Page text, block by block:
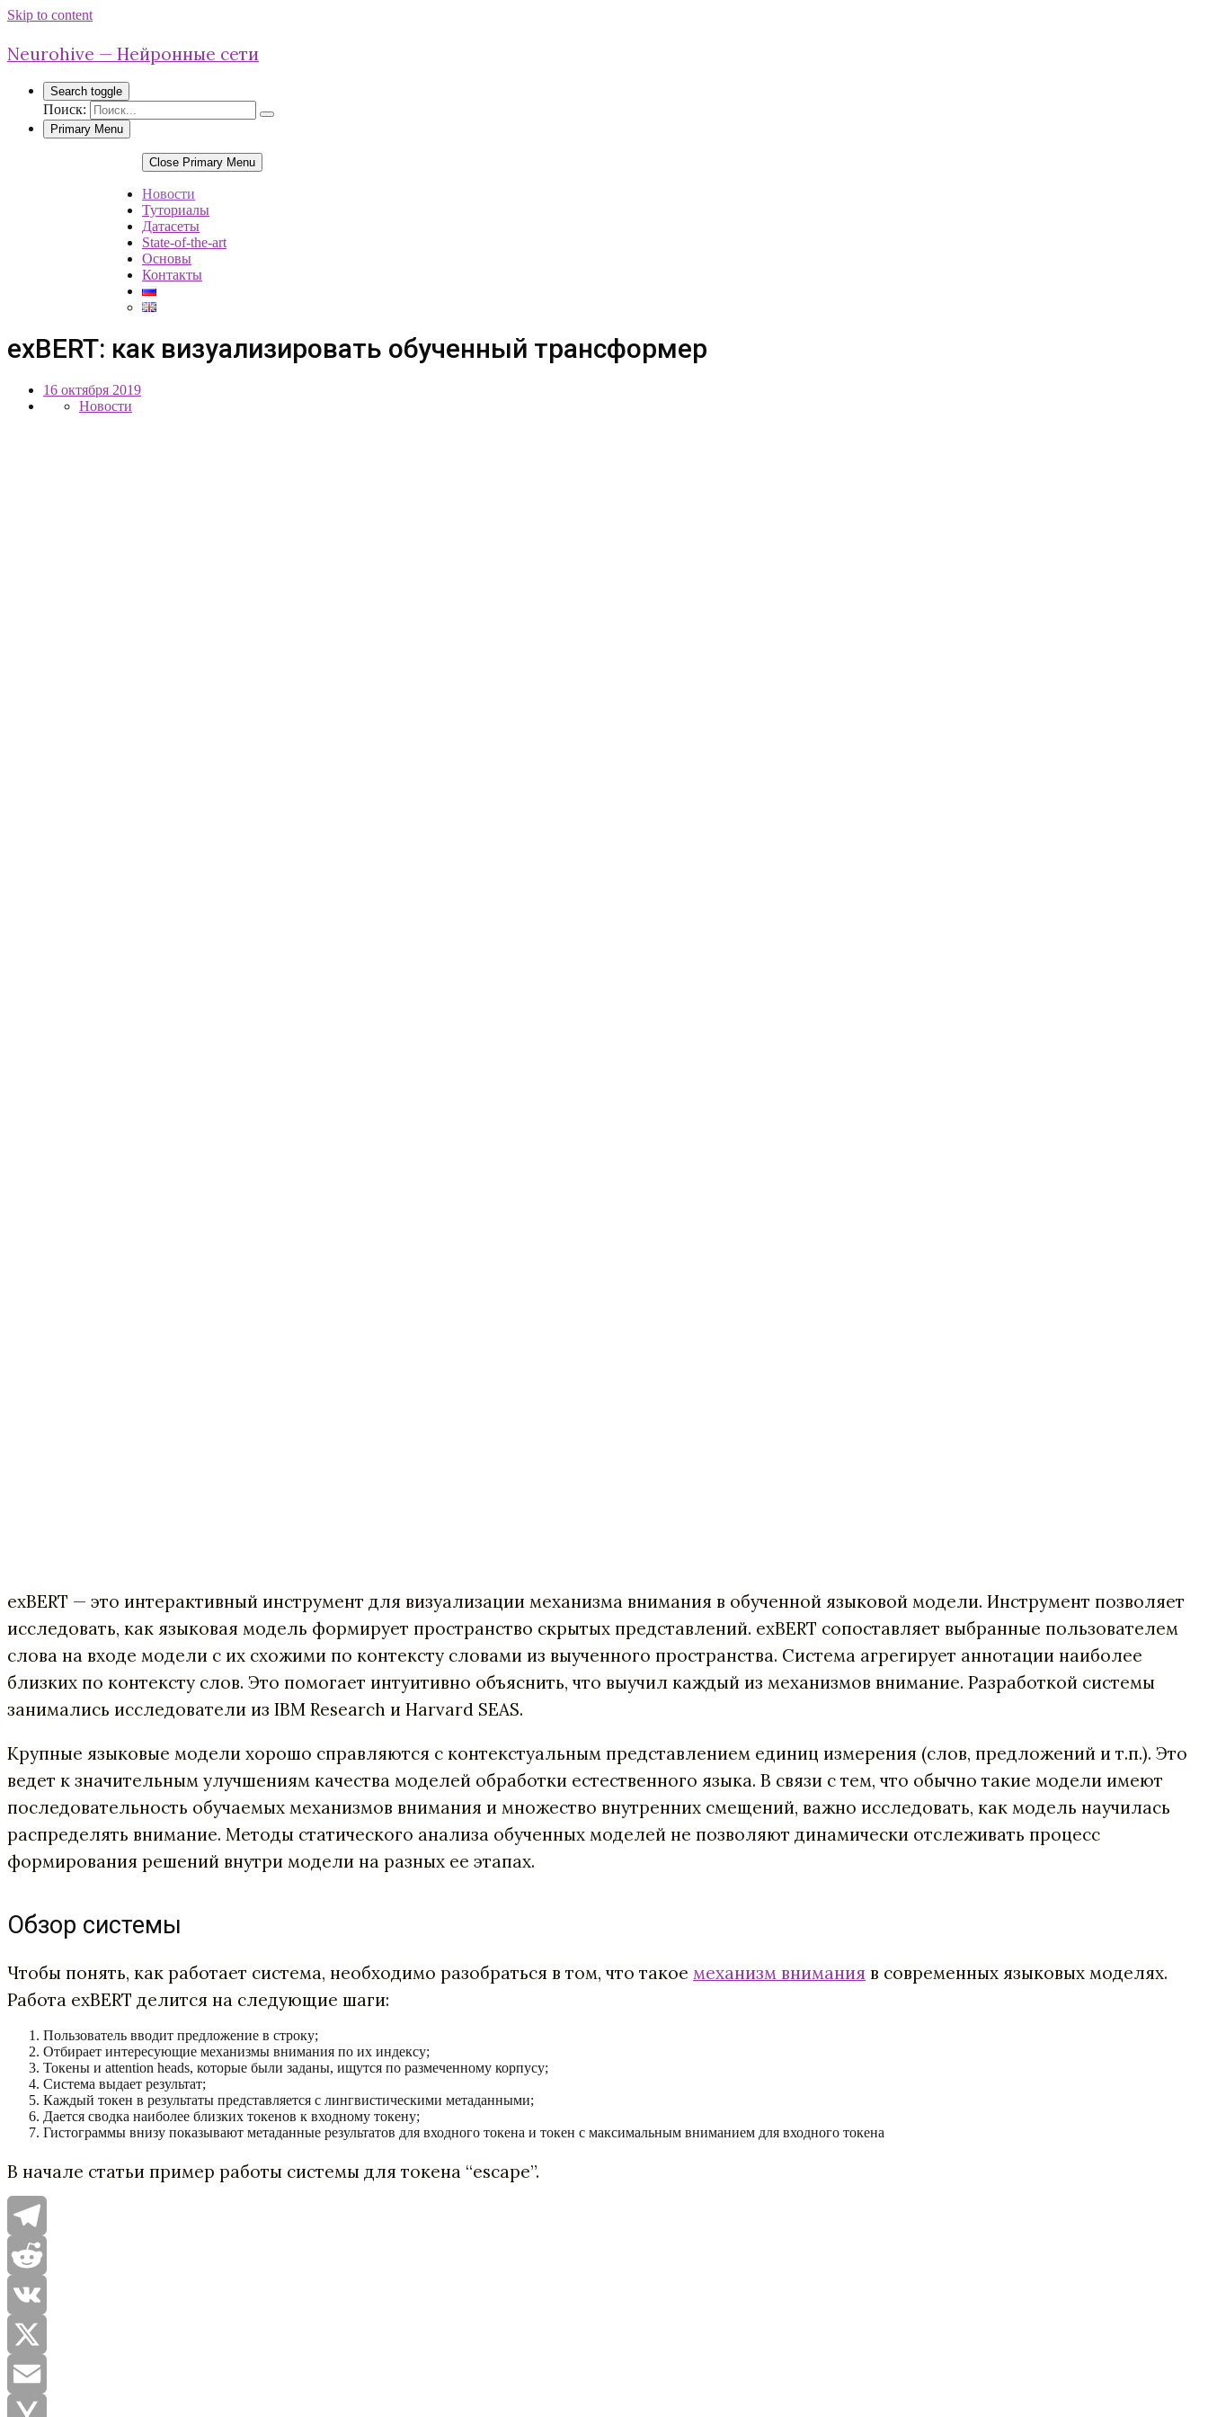
Skip to content
Neurohive — Нейронные сети
Search toggle
Поиск:
Primary Menu
Close Primary Menu
Новости
Туториалы
Датасеты
State-of-the-art
Основы
Контакты
exBERT: как визуализировать обученный трансформер
16 октября 2019
Новости
exBERT — это интерактивный инструмент для визуализации механизма внимания в обученной языковой модели. Инструмент позволяет
исследовать, как языковая модель формирует пространство скрытых представлений. exBERT сопоставляет выбранные пользователем
слова на входе модели с их схожими по контексту словами из выученного пространства. Система агрегирует аннотации наиболее
близких по контексту слов. Это помогает интуитивно объяснить, что выучил каждый из механизмов внимание. Разработкой системы
занимались исследователи из IBM Research и Harvard SEAS.
Крупные языковые модели хорошо справляются с контекстуальным представлением единиц измерения (слов, предложений и т.п.). Это
ведет к значительным улучшениям качества моделей обработки естественного языка. В связи с тем, что обычно такие модели имеют
последовательность обучаемых механизмов внимания и множество внутренних смещений, важно исследовать, как модель научилась
распределять внимание. Методы статического анализа обученных моделей не позволяют динамически отслеживать процесс
формирования решений внутри модели на разных ее этапах.
Обзор системы
Чтобы понять, как работает система, необходимо разобраться в том, что такое механизм внимания в современных языковых моделях.
Работа exBERT делится на следующие шаги:
Пользователь вводит предложение в строку;
Отбирает интересующие механизмы внимания по их индексу;
Токены и attention heads, которые были заданы, ищутся по размеченному корпусу;
Система выдает результат;
Каждый токен в результаты представляется с лингвистическими метаданными;
Дается сводка наиболее близких токенов к входному токену;
Гистограммы внизу показывают метаданные результатов для входного токена и токен с максимальным вниманием для входного токена
В начале статьи пример работы системы для токена “escape”.
Telegram
Reddit
VK
X
Email